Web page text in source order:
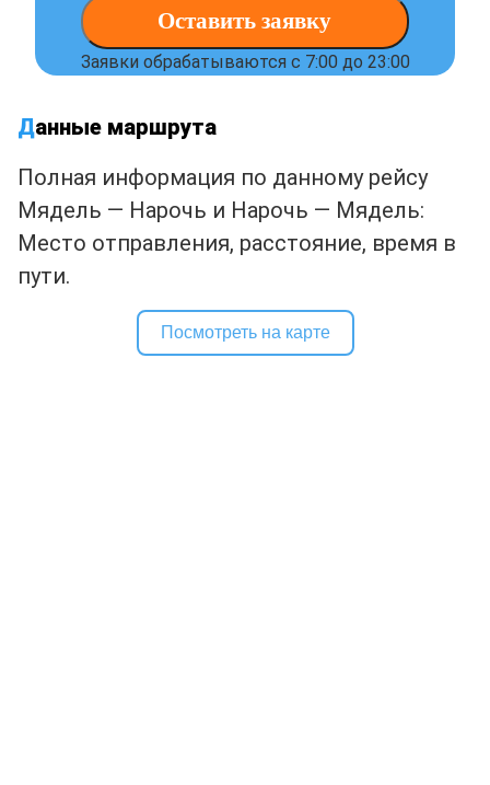
Оставить заявку
Заявки обрабатываются с 7:00 до 23:00
Данные маршрута
Полная информация по данному рейсу
Мядель — Нарочь и Нарочь — Мядель:
Место отправления, расстояние, время в
пути.
Посмотреть на карте